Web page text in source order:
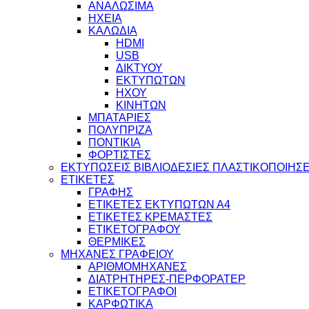
ΑΝΑΛΩΣΙΜΑ
ΗΧΕΙΑ
ΚΑΛΩΔΙΑ
HDMI
USB
ΔΙΚΤΥΟΥ
ΕΚΤΥΠΩΤΩΝ
ΗΧΟΥ
ΚΙΝΗΤΩΝ
ΜΠΑΤΑΡΙΕΣ
ΠΟΛΥΠΡΙΖΑ
ΠΟΝΤΙΚΙΑ
ΦΟΡΤΙΣΤΕΣ
ΕΚΤΥΠΩΣΕΙΣ ΒΙΒΛΙΟΔΕΣΙΕΣ
ΕΤΙΚΕΤΕΣ
ΓΡΑΦΗΣ
ΕΤΙΚΕΤΕΣ ΕΚΤΥΠΩΤΩΝ Α4
ΕΤΙΚΕΤΕΣ ΚΡΕΜΑΣΤΕΣ
ΕΤΙΚΕΤΟΓΡΑΦΟΥ
ΘΕΡΜΙΚΕΣ
ΜΗΧΑΝΕΣ ΓΡΑΦΕΙΟΥ
ΑΡΙΘΜΟΜΗΧΑΝΕΣ
ΔΙΑΤΡΗΤΗΡΕΣ-ΠΕΡΦΟΡΑΤΕΡ
ΕΤΙΚΕΤΟΓΡΑΦΟΙ
ΚΑΡΦΩΤΙΚΑ